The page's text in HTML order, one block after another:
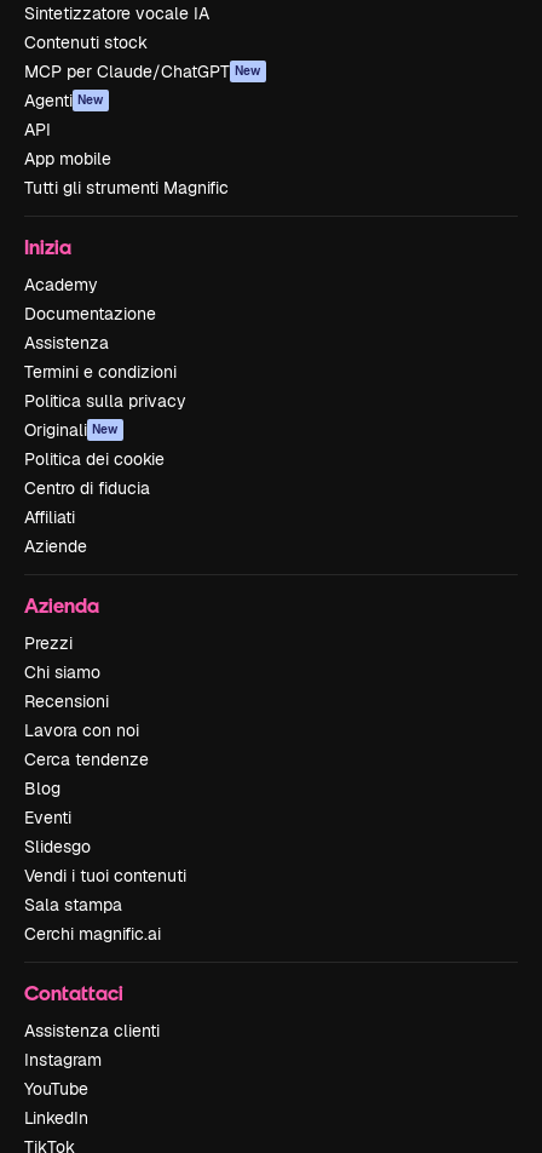
Sintetizzatore vocale IA
Contenuti stock
MCP per Claude/ChatGPT New
Agenti New
API
App mobile
Tutti gli strumenti Magnific
Inizia
Academy
Documentazione
Assistenza
Termini e condizioni
Politica sulla privacy
Originali New
Politica dei cookie
Centro di fiducia
Affiliati
Aziende
Azienda
Prezzi
Chi siamo
Recensioni
Lavora con noi
Cerca tendenze
Blog
Eventi
Slidesgo
Vendi i tuoi contenuti
Sala stampa
Cerchi magnific.ai
Contattaci
Assistenza clienti
Instagram
YouTube
LinkedIn
TikTok